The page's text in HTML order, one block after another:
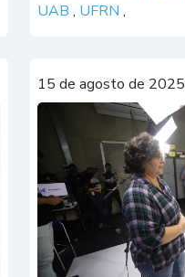
UAB , UFRN ,
15 de agosto de 2025